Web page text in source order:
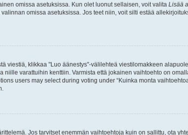
omissa asetuksissa. Kun olet luonut sellaisen, voit valita Lisää
omissa asetuksissa. Jos teet niin, voit silti estää
viestiä, klikkaa "Luo äänestys"-välilehteä viestilomakkeen
varattuihin kenttiin. Varmista että jokainen vaihtoehto on
users may select during voting under “Kuinka monta
Jos tarvitset enemmän vaihtoehtoja kuin on sallittu, ota